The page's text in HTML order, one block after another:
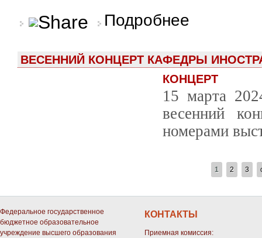
Подробнее
ВЕСЕННИЙ КОНЦЕРТ КАФЕДРЫ
КОНЦЕРТ
15 марта
весенний
номерами
1 2 3
Федеральное государственное
бюджетное образовательное
учреждение высшего образования
КОНТАКТЫ
Приемная комиссия: